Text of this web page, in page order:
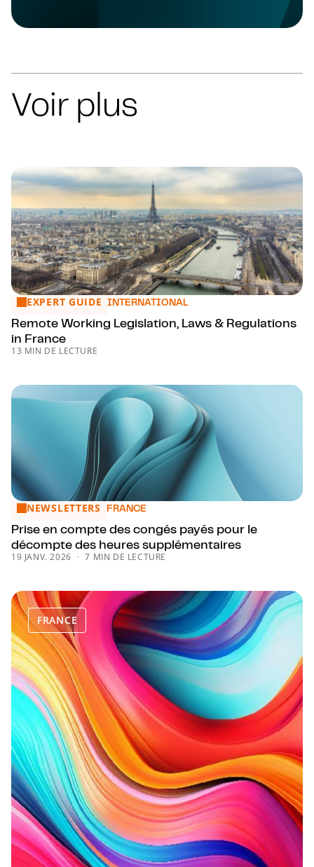
Voir plus
Remote Working Legislation, Laws & Regulations in France
EXPERT GUIDE INTERNATIONAL
Remote Working Legislation, Laws & Regulations
in France
13 MIN DE LECTURE
Prise en compte des congés payés pour le décompte des
NEWSLETTERS FRANCE
Prise en compte des congés payés pour le
décompte des heures supplémentaires
19 JANV. 2026 7 MIN DE LECTURE
FRANCE